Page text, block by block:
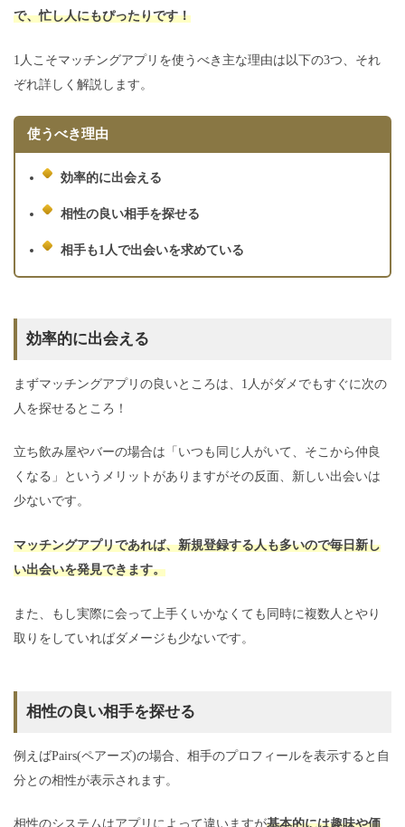
で、忙し人にもぴったりです！
1人こそマッチングアプリを使うべき主な理由は以下の3つ、それ
ぞれ詳しく解説します。
使うべき理由
効率的に出会える
相性の良い相手を探せる
相手も1人で出会いを求めている
効率的に出会える
まずマッチングアプリの良いところは、1人がダメでもすぐに次の
人を探せるところ！
立ち飲み屋やバーの場合は「いつも同じ人がいて、そこから仲良
くなる」というメリットがありますがその反面、新しい出会いは
少ないです。
マッチングアプリであれば、新規登録する人も多いので毎日新し
い出会いを発見できます。
また、もし実際に会って上手くいかなくても同時に複数人とやり
取りをしていればダメージも少ないです。
相性の良い相手を探せる
例えばPairs(ペアーズ)の場合、相手のプロフィールを表示すると自
分との相性が表示されます。
相性のシステムはアプリによって違いますが基本的には趣味や価